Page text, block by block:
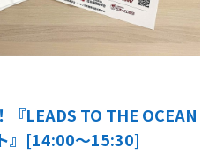
LEADS TO THE OCEAN
』[14:00～15:30]